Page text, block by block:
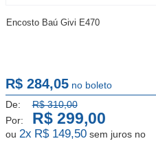
Encosto Baú Givi E470
R$ 284,05 no boleto
De:
R$ 310,00
Por:
R$ 299,00
ou 2x R$ 149,50 sem juros no